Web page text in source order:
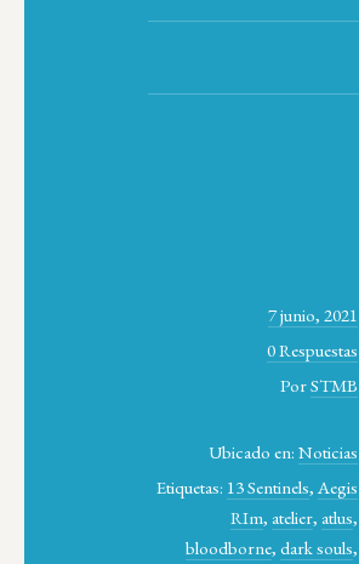
7 junio, 2021
0 Respuestas
PorSTMB
Ubicado en:Noticias
Etiquetas: 13 Sentinels, Aegis
RIm, atelier, atlus,
bloodborne,dark souls,